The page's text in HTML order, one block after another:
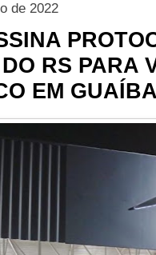
de 2022
RS PARA
EM